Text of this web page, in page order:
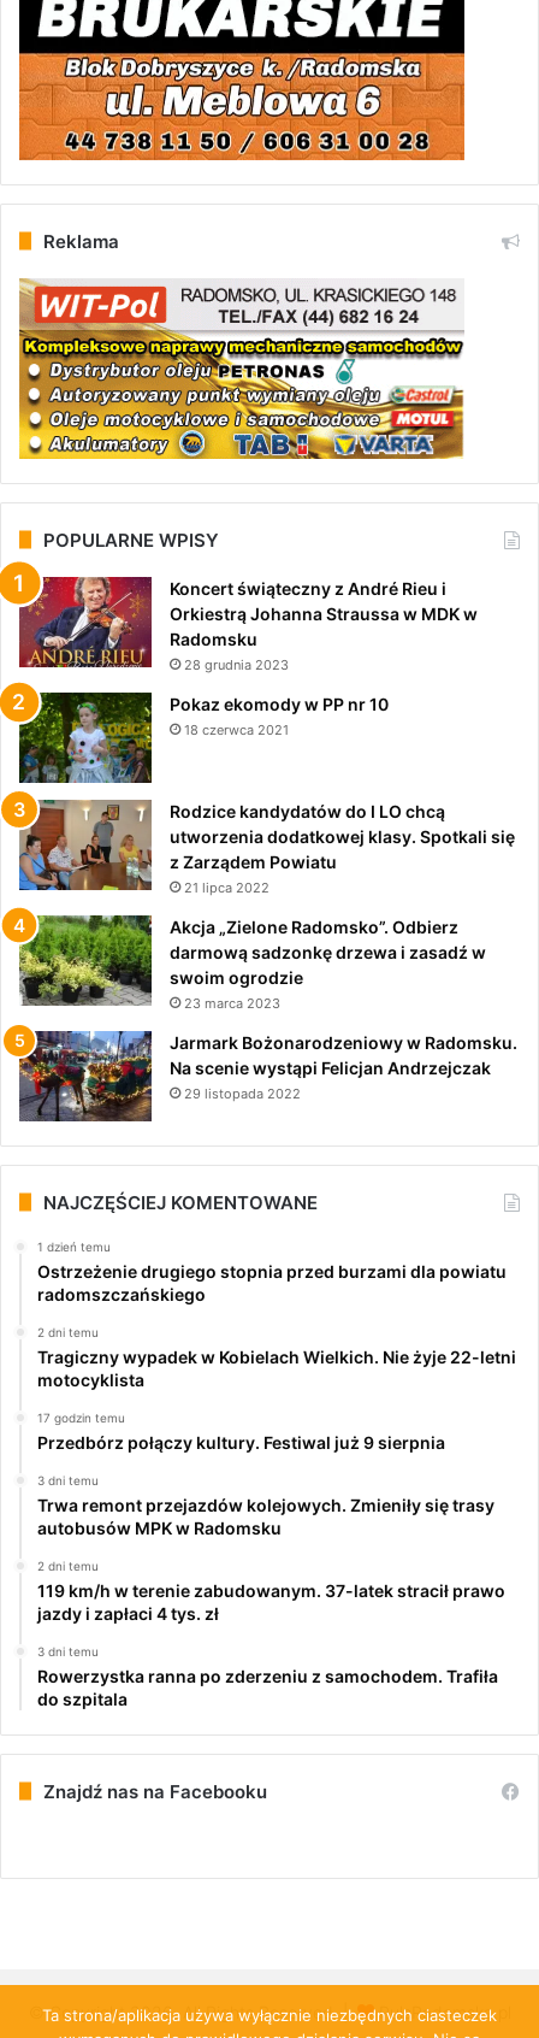
Reklama
POPULARNE WPISY
Koncert świąteczny z André Rieu i
Orkiestrą Johanna Straussa w MDK w
Radomsku
28 grudnia 2023
Pokaz ekomody w PP nr 10
18 czerwca 2021
Rodzice kandydatów do I LO chcą
utworzenia dodatkowej klasy. Spotkali się
z Zarządem Powiatu
21 lipca 2022
Akcja „Zielone Radomsko”. Odbierz
darmową sadzonkę drzewa i zasadź w
swoim ogrodzie
23 marca 2023
Jarmark Bożonarodzeniowy w Radomsku.
Na scenie wystąpi Felicjan Andrzejczak
29 listopada 2022
NAJCZĘŚCIEJ KOMENTOWANE
1 dzień temu
Ostrzeżenie drugiego stopnia przed burzami dla powiatu
radomszczańskiego
2 dni temu
Tragiczny wypadek w Kobielach Wielkich. Nie żyje 22-letni
motocyklista
17 godzin temu
Przedbórz połączy kultury. Festiwal już 9 sierpnia
3 dni temu
Trwa remont przejazdów kolejowych. Zmieniły się trasy
autobusów MPK w Radomsku
2 dni temu
119 km/h w terenie zabudowanym. 37-latek stracił prawo
jazdy i zapłaci 4 tys. zł
3 dni temu
Rowerzystka ranna po zderzeniu z samochodem. Trafiła
do szpitala
Znajdź nas na Facebooku
© Copyright 2026, All Rights Reserved | PulsRadomska.pl
Ta strona/aplikacja używa wyłącznie niezbędnych ciasteczek